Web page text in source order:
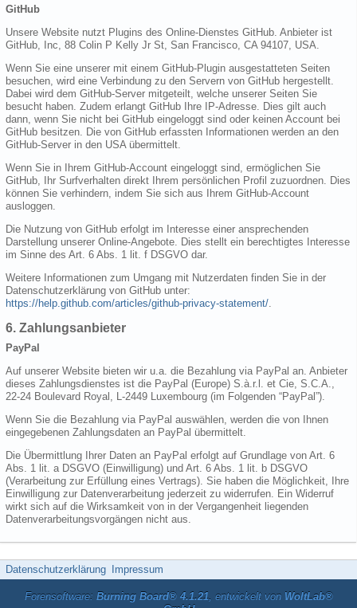
GitHub
Unsere Website nutzt Plugins des Online-Dienstes GitHub. Anbieter ist
GitHub, Inc, 88 Colin P Kelly Jr St, San Francisco, CA 94107, USA.
Wenn Sie eine unserer mit einem GitHub-Plugin ausgestatteten Seiten
besuchen, wird eine Verbindung zu den Servern von GitHub hergestellt.
Dabei wird dem GitHub-Server mitgeteilt, welche unserer Seiten Sie
besucht haben. Zudem erlangt GitHub Ihre IP-Adresse. Dies gilt auch
dann, wenn Sie nicht bei GitHub eingeloggt sind oder keinen Account bei
GitHub besitzen. Die von GitHub erfassten Informationen werden an den
GitHub-Server in den USA übermittelt.
Wenn Sie in Ihrem GitHub-Account eingeloggt sind, ermöglichen Sie
GitHub, Ihr Surfverhalten direkt Ihrem persönlichen Profil zuzuordnen. Dies
können Sie verhindern, indem Sie sich aus Ihrem GitHub-Account
ausloggen.
Die Nutzung von GitHub erfolgt im Interesse einer ansprechenden
Darstellung unserer Online-Angebote. Dies stellt ein berechtigtes Interesse
im Sinne des Art. 6 Abs. 1 lit. f DSGVO dar.
Weitere Informationen zum Umgang mit Nutzerdaten finden Sie in der
Datenschutzerklärung von GitHub unter:
https://help.github.com/articles/github-privacy-statement/
6. Zahlungsanbieter
PayPal
Auf unserer Website bieten wir u.a. die Bezahlung via PayPal an. Anbieter
dieses Zahlungsdienstes ist die PayPal (Europe) S.à.r.l. et Cie, S.C.A.,
22-24 Boulevard Royal, L-2449 Luxembourg (im Folgenden “PayPal”).
Wenn Sie die Bezahlung via PayPal auswählen, werden die von Ihnen
eingegebenen Zahlungsdaten an PayPal übermittelt.
Die Übermittlung Ihrer Daten an PayPal erfolgt auf Grundlage von Art. 6
Abs. 1 lit. a DSGVO (Einwilligung) und Art. 6 Abs. 1 lit. b DSGVO
(Verarbeitung zur Erfüllung eines Vertrags). Sie haben die Möglichkeit, Ihre
Einwilligung zur Datenverarbeitung jederzeit zu widerrufen. Ein Widerruf
wirkt sich auf die Wirksamkeit von in der Vergangenheit liegenden
Datenverarbeitungsvorgängen nicht aus.
Datenschutzerklärung Impressum
Forensoftware: Burning Board® 4.1.21, entwickelt von WoltLab®